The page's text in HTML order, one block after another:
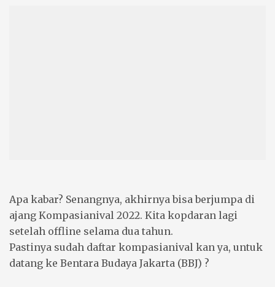
Apa kabar? Senangnya, akhirnya bisa berjumpa di
ajang Kompasianival 2022. Kita kopdaran lagi
setelah offline selama dua tahun.
Pastinya sudah daftar kompasianival kan ya, untuk
datang ke Bentara Budaya Jakarta (BBJ) ?